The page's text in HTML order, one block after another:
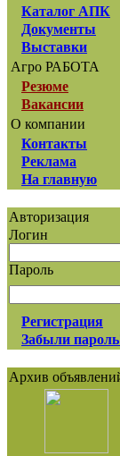
Каталог АПК
Документы
Выставки
Агро РАБОТА
Резюме
Вакансии
О компании
Контакты
Реклама
На главную
Авторизация
Логин
Пароль
Регистрация
Забыли
Архив